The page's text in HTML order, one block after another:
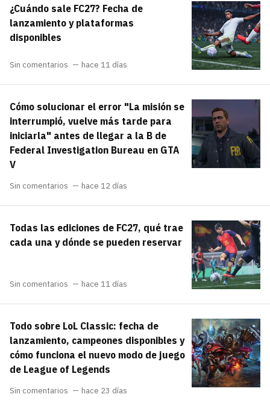
¿Cuándo sale FC27? Fecha de
lanzamiento y plataformas
disponibles
Sin comentarios hace 11 días
Cómo solucionar el error "La misión se
interrumpió, vuelve más tarde para
iniciarla" antes de llegar a la B de
Federal Investigation Bureau en GTA
V
Sin comentarios hace 12 días
Todas las ediciones de FC27, qué trae
cada una y dónde se pueden reservar
Sin comentarios hace 11 días
Todo sobre LoL Classic: fecha de
lanzamiento, campeones disponibles y
cómo funciona el nuevo modo de juego
de League of Legends
Sin comentarios hace 23 días
¿Todavía no tienes cuenta?
Regístrate gratis
El inicio de sesión con Facebook ya no está
disponible, pero puedes seguir usando tu cuenta
de 3DJuegos:
Recupera tu acceso con Facebook
carácter inicial), pero no mayúsculas, espacios,
tildes o caracteres especiales.
politica de
privacidad y de participación
Entra con Google
Entra en 3DJuegos